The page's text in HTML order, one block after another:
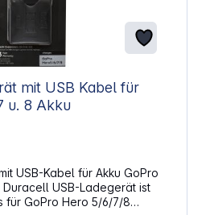
mit USB Kabel für
GoPro Hero 5,6,7 u. 8 Akku
USB-Kabel für Akku GoPro
USB-Ladegerät ist
für GoPro Hero 5/6/7/8